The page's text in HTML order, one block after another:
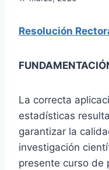
Resolución
La correcta
estadísticas
garantizar la
investigación
presente curso de